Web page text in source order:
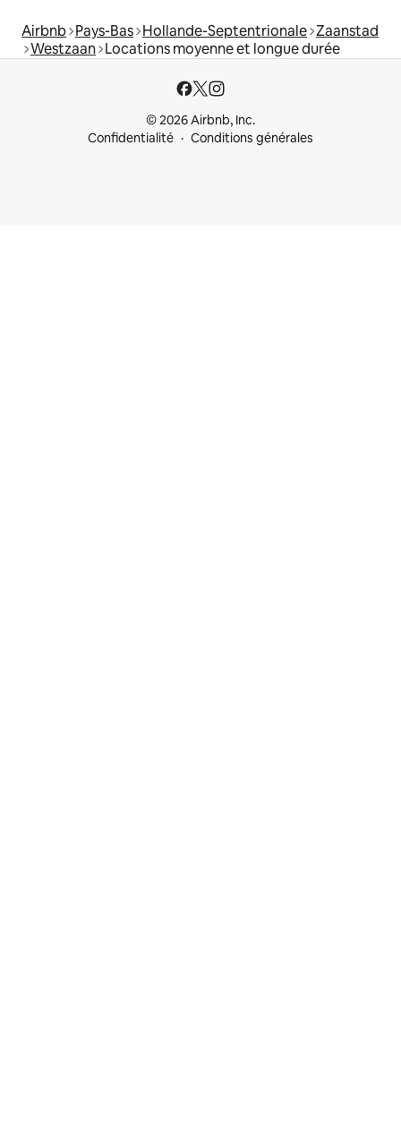
Airbnb Pays-Bas Hollande-Septentrionale Zaanstad
Westzaan Locations moyenne et longue durée
© 2026 Airbnb, Inc.
Confidentialité
Conditions générales